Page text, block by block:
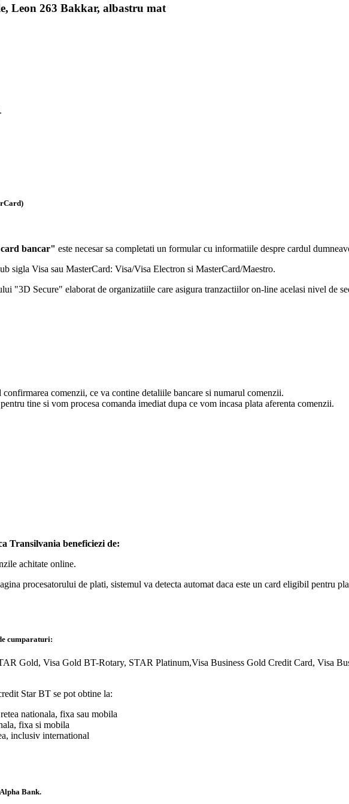
Leon 263 Bakkar, albastru mat
bancar" este necesar sa completati un formular cu informatiile despre cardul
sigla Visa sau MasterCard: Visa/Visa Electron si MasterCard/Maestro.
"3D Secure" elaborat de organizatiile care asigura tranzactiilor on-line acelasi nivel de
comenzii, ce va contine detaliile bancare si numarul comenzii.
tine si vom procesa comanda imediat dupa ce vom incasa plata aferenta comenzii.
Transilvania beneficiezi de:
achitate online.
procesatorului de plati, sistemul va detecta automat daca este un card eligibil pentru
cumparaturi:
Gold, Visa Gold BT-Rotary, STAR Platinum,Visa Business Gold Credit Card, Visa
Star BT se pot obtine la:
nationala, fixa sau mobila
fixa si mobila
inclusiv international
Bank.